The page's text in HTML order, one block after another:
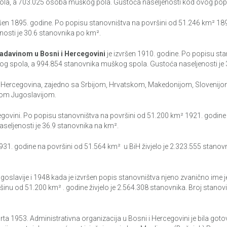
a 703.025 osoba muškog pola. Gustoća naseljenosti kod ovog
1895. godine. Po popisu stanovništva na površini od 51.246 km²
je 30.6 stanovnika po km².
u Bosni i Hercegovini je izvršen 1910. godine. Po popisu
spola, a 994.854 stanovnika muškog spola. Gustoća naseljenosti je
zajedno sa Srbijom, Hrvatskom, Makedonijom,
Jugoslavijom.
Po popisu stanovništva na površini od 51.200 km² 1921.
je 36.9 stanovnika na km².
godine na površini od 51.564 km² u BiH živjelo je 2.323.555
i 1948 kada je izvršen popis stanovništva njeno zvanično ime
od 51.200 km² . godine živjelo je 2.564.308 stanovnika. Broj
1953. Administrativna organizacija u Bosni i Hercegovini je bila